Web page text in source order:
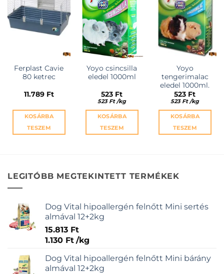
Ferplast Cavie
80 ketrec
11.789 Ft
KOSÁRBA
TESZEM
Yoyo csincsilla
eledel 1000ml
523 Ft
523 Ft /kg
KOSÁRBA
TESZEM
Yoyo
tengerimalac
eledel 1000ml.
523 Ft
523 Ft /kg
KOSÁRBA
TESZEM
LEGITÓBB MEGTEKINTETT TERMÉKEK
Dog Vital hipoallergén felnőtt Mini sertés
almával 12+2kg
15.813 Ft
1.130 Ft /kg
Dog Vital hipoallergén felnőtt Mini bárány
almával 12+2kg